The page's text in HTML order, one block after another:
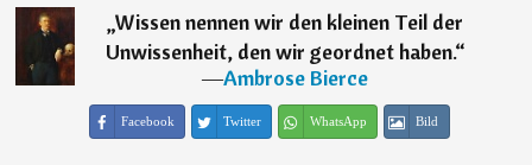
„Wissen nennen wir den kleinen Teil der
Unwissenheit, den wir geordnet haben.“
―Ambrose Bierce
Facebook Twitter WhatsApp Bild